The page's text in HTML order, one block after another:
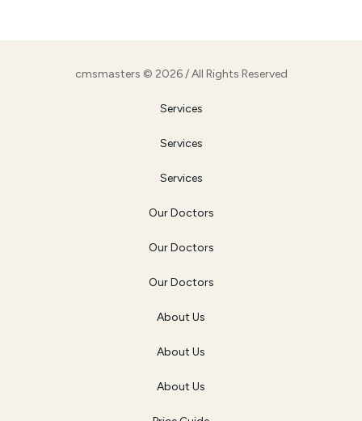
cmsmasters © 2026 / All Rights Reserved
Services
Services
Services
Our Doctors
Our Doctors
Our Doctors
About Us
About Us
About Us